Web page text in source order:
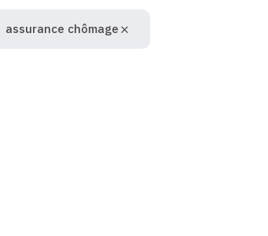
assurance chômage